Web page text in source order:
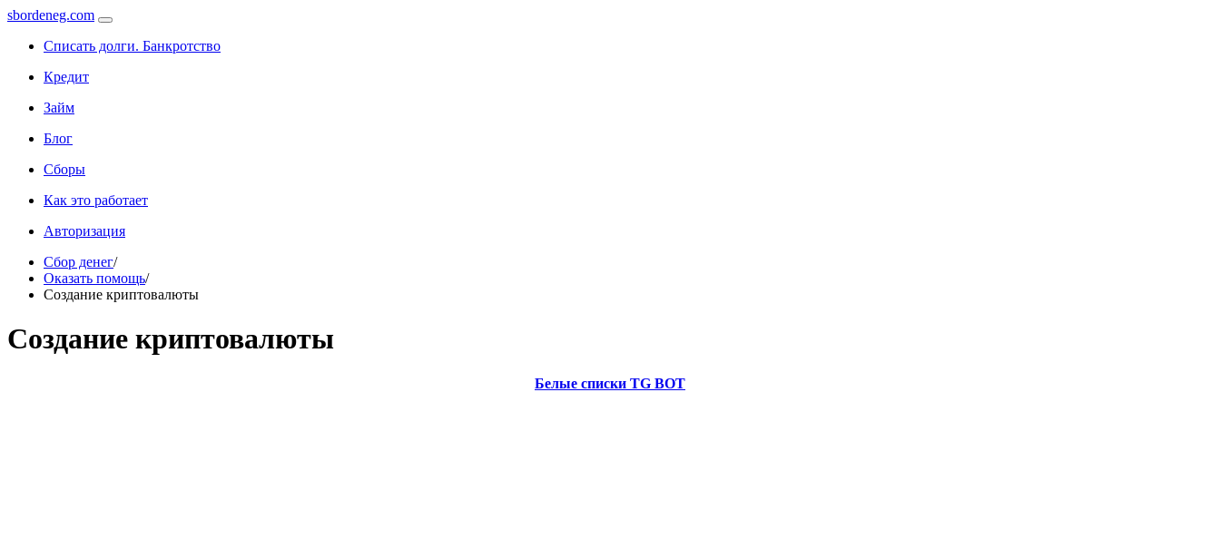
sbordeneg.com
Списать долги. Банкротство
Кредит
Займ
Блог
Сборы
Как это работает
Авторизация
Сбор денег/
Оказать помощь/
Создание криптовалюты
Создание криптовалюты
Белые списки TG BOT